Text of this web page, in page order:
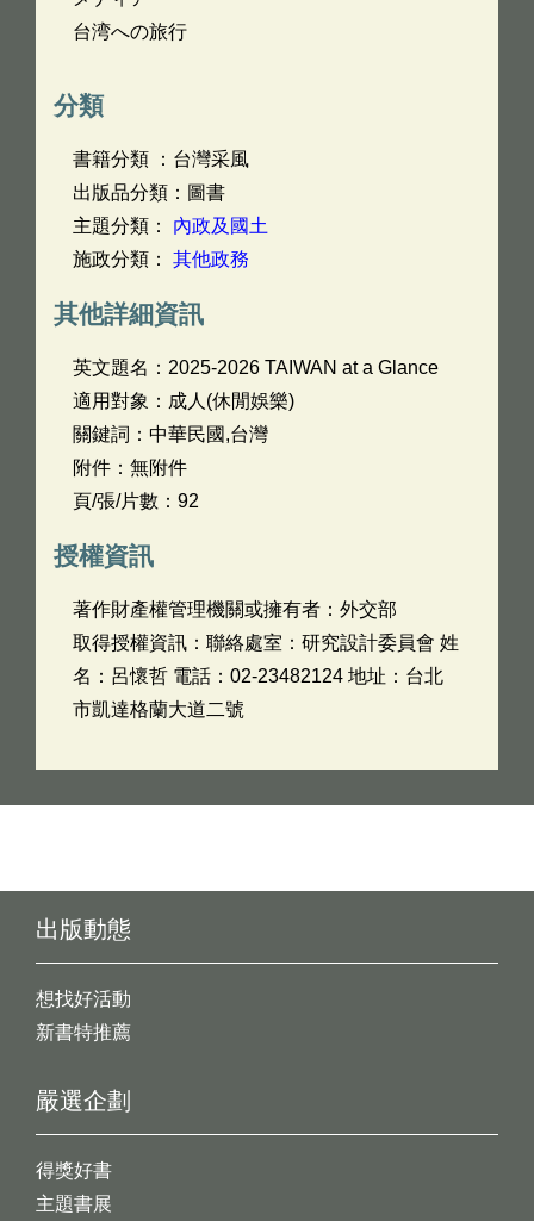
台湾への旅行
分類
書籍分類 ：台灣采風
出版品分類：圖書
主題分類： 內政及國土
施政分類： 其他政務
其他詳細資訊
英文題名： 2025-2026 TAIWAN at a Glance
適用對象：成人(休閒娛樂)
關鍵詞：中華民國,台灣
附件：無附件
頁/張/片數：92
授權資訊
著作財產權管理機關或擁有者：外交部
取得授權資訊：聯絡處室：研究設計委員會 姓
名：呂懷哲 電話：02-23482124 地址：台北
市凱達格蘭大道二號
出版動態
想找好活動
新書特推薦
嚴選企劃
得獎好書
主題書展